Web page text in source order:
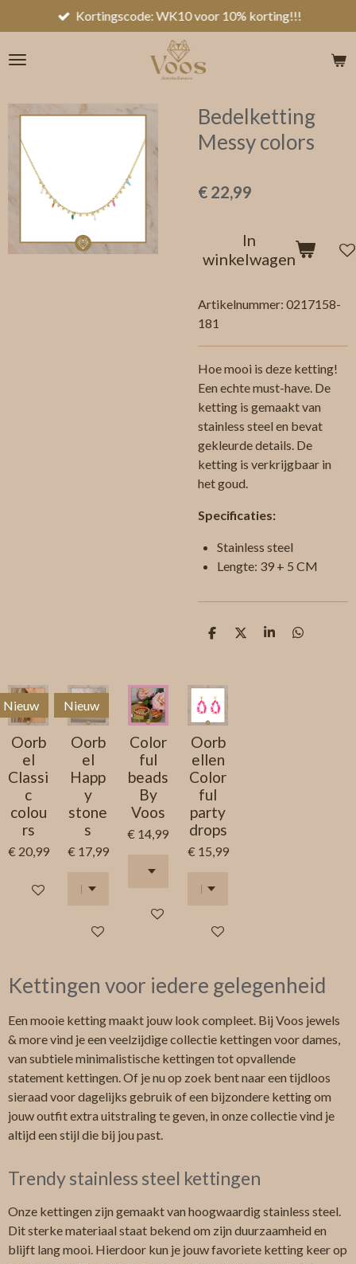
direct
naar
Kortingscode: WK10 voor 10% korting!!!
Bedelketting
Messy colors
€ 22,99
In
winkelwagen
Artikelnummer: 0217158-
181
Hoe mooi is deze ketting!
Een echte must-have. De
ketting is gemaakt van
stainless steel en bevat
gekleurde details. De
ketting is verkrijgbaar in
het goud.
Specificaties:
Stainless steel
Lengte: 39 + 5 CM
D
n
D
S
D
Nieuw
Oorb
el
Classi
c
colou
rs
€ 20,99
Houd mij op de hoogte
Nieuw
Oorb
el
Happ
y
stone
s
€ 17,99
In winkelwagen
Color
ful
beads
By
Voos
€ 14,99
In winkelwagen
Oorb
ellen
Color
ful
party
drops
€ 15,99
In winkelwagen
Kettingen voor iedere gelegenheid
Een mooie ketting maakt jouw look compleet. Bij Voos jewels
& more vind je een veelzijdige collectie kettingen voor dames,
van subtiele minimalistische kettingen tot opvallende
statement kettingen. Of je nu op zoek bent naar een tijdloos
sieraad voor dagelijks gebruik of een bijzondere ketting om
jouw outfit extra uitstraling te geven, in onze collectie vind je
altijd een stijl die bij jou past.
Trendy stainless steel kettingen
Onze kettingen zijn gemaakt van hoogwaardig stainless steel.
Dit sterke materiaal staat bekend om zijn duurzaamheid en
blijft lang mooi. Hierdoor kun je jouw favoriete ketting keer op